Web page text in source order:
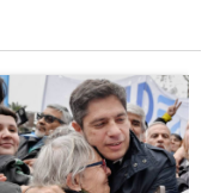
"La Rosada busca
artículo de tendencia con